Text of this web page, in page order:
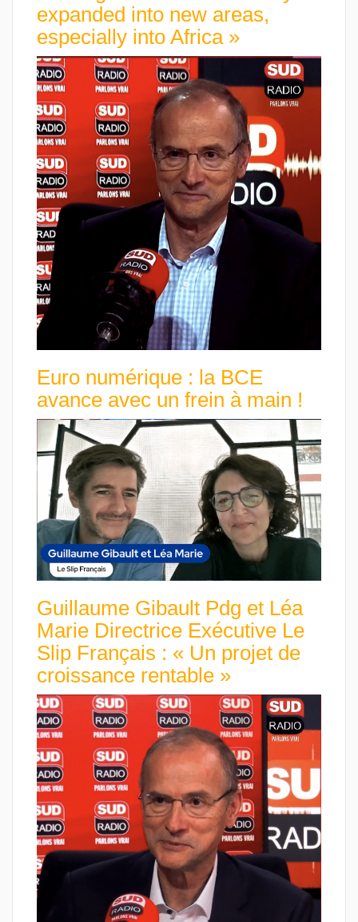
expanded into new areas,
especially into Africa »
Euro numérique : la BCE
avance avec un frein à main !
Guillaume Gibault Pdg et Léa
Marie Directrice Exécutive Le
Slip Français : « Un projet de
croissance rentable »